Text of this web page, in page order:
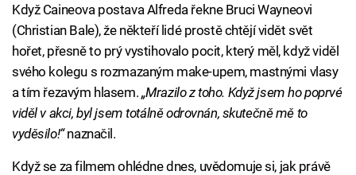
Když Caineova postava Alfreda řekne Bruci Wayneovi
(Christian Bale), že někteří lidé prostě chtějí vidět svět
hořet, přesně to prý vystihovalo pocit, který měl, když viděl
svého kolegu s rozmazaným make-upem, mastnými vlasy
a tím řezavým hlasem. „Mrazilo z toho. Když jsem ho poprvé
viděl v akci, byl jsem totálně odrovnán, skutečně mě to
vyděsilo!“naznačil.
Když se za filmem ohlédne dnes, uvědomuje si, jak právě